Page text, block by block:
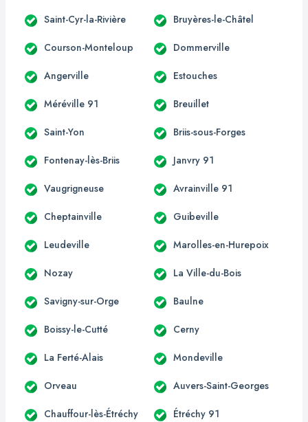
Saint-Cyr-la-Rivière Bruyères-le-Châtel
Courson-Monteloup Dommerville
Angerville Estouches
Méréville 91 Breuillet
Saint-Yon Briis-sous-Forges
Fontenay-lès-Briis Janvry 91
Vaugrigneuse Avrainville 91
Cheptainville Guibeville
Leudeville Marolles-en-Hurepoix
Nozay La Ville-du-Bois
Savigny-sur-Orge Baulne
Boissy-le-Cutté Cerny
La Ferté-Alais Mondeville
Orveau Auvers-Saint-Georges
Chauffour-lès-Étréchy Étréchy 91